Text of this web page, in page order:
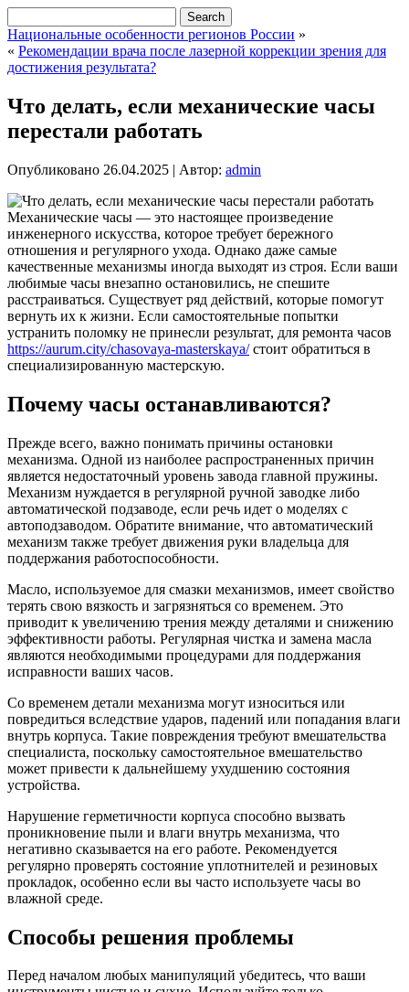
Национальные особенности регионов России »
« Рекомендации врача после лазерной коррекции зрения для
достижения результата?
Что делать, если механические часы
перестали работать
Опубликовано 26.04.2025 | Автор: admin
Механические часы — это настоящее произведение
инженерного искусства, которое требует бережного
отношения и регулярного ухода. Однако даже самые
качественные механизмы иногда выходят из строя. Если ваши
любимые часы внезапно остановились, не спешите
расстраиваться. Существует ряд действий, которые помогут
вернуть их к жизни. Если самостоятельные попытки
устранить поломку не принесли результат, для ремонта часов
https://aurum.city/chasovaya-masterskaya/стоит обратиться в
специализированную мастерскую.
Почему часы останавливаются?
Прежде всего, важно понимать причины остановки
механизма. Одной из наиболее распространенных причин
является недостаточный уровень завода главной пружины.
Механизм нуждается в регулярной ручной заводке либо
автоматической подзаводе, если речь идет о моделях с
автоподзаводом. Обратите внимание, что автоматический
механизм также требует движения руки владельца для
поддержания работоспособности.
Масло, используемое для смазки механизмов, имеет свойство
терять свою вязкость и загрязняться со временем. Это
приводит к увеличению трения между деталями и снижению
эффективности работы. Регулярная чистка и замена масла
являются необходимыми процедурами для поддержания
исправности ваших часов.
Со временем детали механизма могут износиться или
повредиться вследствие ударов, падений или попадания влаги
внутрь корпуса. Такие повреждения требуют вмешательства
специалиста, поскольку самостоятельное вмешательство
может привести к дальнейшему ухудшению состояния
устройства.
Нарушение герметичности корпуса способно вызвать
проникновение пыли и влаги внутрь механизма, что
негативно сказывается на его работе. Рекомендуется
регулярно проверять состояние уплотнителей и резиновых
прокладок, особенно если вы часто используете часы во
влажной среде.
Способы решения проблемы
Перед началом любых манипуляций убедитесь, что ваши